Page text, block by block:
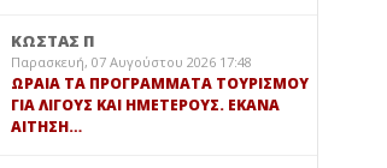
ΚΩΣΤΑΣ Π
Παρασκευή, 07 Αυγούστου 2026 17:48
ΩΡΑΙΑ ΤΑ ΠΡΟΓΡΑΜΜΑΤΑ ΤΟΥΡΙΣΜΟΥ
ΓΙΑ ΛΙΓΟΥΣ ΚΑΙ ΗΜΕΤΕΡΟΥΣ. ΕΚΑΝΑ
ΑΙΤΗΣΗ…